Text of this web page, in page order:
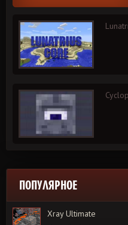
ПОПУЛЯРНОЕ
Xray Ultimate